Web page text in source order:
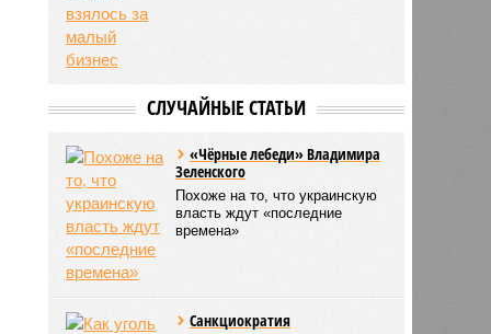
СЛУЧАЙНЫЕ СТАТЬИ
«Чёрные лебеди» Владимира
Зеленского
Похоже на то, что украинскую
власть ждут «последние
времена»
Санкциократия